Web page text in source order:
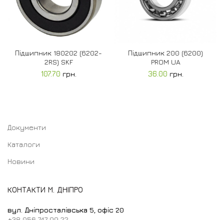
Підшипник 180202 (6202-
2RS) SKF
107.70 грн.
Підшипник 200 (6200)
PROM UA
36.00 грн.
Документи
Каталоги
Новини
КОНТАКТИ М. ДНІПРО
вул. Дніпросталівська 5, офіс 20